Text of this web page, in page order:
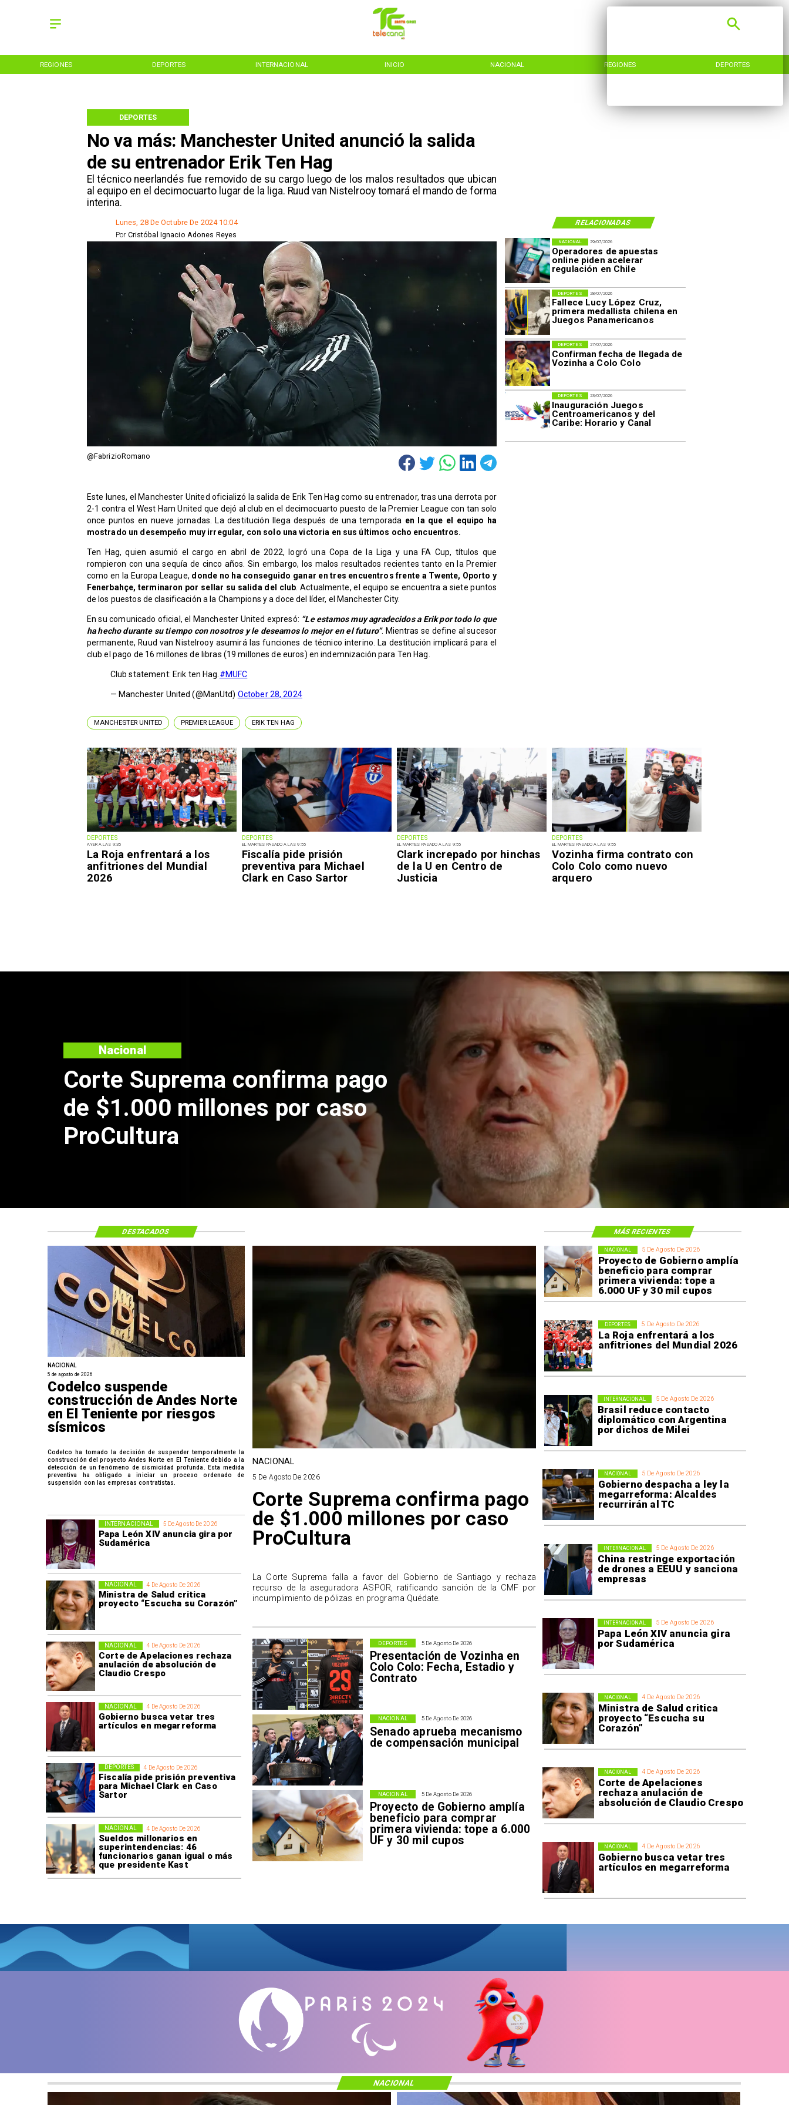
REGIONES DEPORTES INTERNACIONAL INICIO NACIONAL REGIONES DEPORTES
No va más: Manchester United anunció la salida
de su entrenador Erik Ten Hag
​El técnico neerlandés fue removido de su cargo luego de los malos resultados que ubican
al equipo en el decimocuarto lugar de la liga. Ruud van Nistelrooy tomará el mando de forma
interina.
DEPORTES
RELACIONADAS
Lunes, 28 De Octubre De 2024 10:04
Cristóbal Ignacio Adones Reyes
Por
@FabrizioRomano
DEPORTES
AYER A LAS 9:35
La Roja enfrentará a los
anfitriones del Mundial
2026
DEPORTES
EL MARTES PASADO A LAS 9:55
Fiscalía pide prisión
preventiva para Michael
Clark en Caso Sartor
DEPORTES
EL MARTES PASADO A LAS 9:55
Clark increpado por hinchas
de la U en Centro de
Justicia
DEPORTES
EL MARTES PASADO A LAS 9:55
Vozinha firma contrato con
Colo Colo como nuevo
arquero
29/07/2026
Operadores de apuestas
online piden acelerar
regulación en Chile
NACIONAL
28/07/2026
Fallece Lucy López Cruz,
primera medallista chilena en
Juegos Panamericanos
DEPORTES
27/07/2026
Confirman fecha de llegada de
Vozinha a Colo Colo
DEPORTES
23/07/2026
Inauguración Juegos
Centroamericanos y del
Caribe: Horario y Canal
DEPORTES
Este lunes, el Manchester United oficializó la salida de Erik Ten Hag como su entrenador, tras una derrota por
2-1 contra el West Ham United que dejó al club en el decimocuarto puesto de la Premier League con tan solo
once puntos en nueve jornadas. La destitución llega después de una temporada en la que el equipo ha
mostrado un desempeño muy irregular, con solo una victoria en sus últimos ocho encuentros.
Ten Hag, quien asumió el cargo en abril de 2022, logró una Copa de la Liga y una FA Cup, títulos que
rompieron con una sequía de cinco años. Sin embargo, los malos resultados recientes tanto en la Premier
como en la Europa League, donde no ha conseguido ganar en tres encuentros frente a Twente, Oporto y
Fenerbahçe, terminaron por sellar su salida del club . Actualmente, el equipo se encuentra a siete puntos
de los puestos de clasificación a la Champions y a doce del líder, el Manchester City.
En su comunicado oficial, el Manchester United expresó: “Le estamos muy agradecidos a Erik por todo lo que
ha hecho durante su tiempo con nosotros y le deseamos lo mejor en el futuro”. Mientras se define al sucesor
permanente, Ruud van Nistelrooy asumirá las funciones de técnico interino. La destitución implicará para el
club el pago de 16 millones de libras (19 millones de euros) en indemnización para Ten Hag.
Club statement: Erik ten Hag. #MUFC
— Manchester United (@ManUtd) October 28, 2024
MANCHESTER UNITED PREMIER LEAGUE ERIK TEN HAG
Codelco suspende construcción
de Andes Norte en El Teniente
por riesgos sísmicos
5 De Agosto De 2026
Proyecto de Gobierno amplía
beneficio para comprar
primera vivienda: tope a
6.000 UF y 30 mil cupos
NACIONAL
5 De Agosto De 2026
La Roja enfrentará a los
anfitriones del Mundial 2026
DEPORTES
5 De Agosto De 2026
Brasil reduce contacto
diplomático con Argentina
por dichos de Milei
INTERNACIONAL
5 De Agosto De 2026
Gobierno despacha a ley la
megarreforma: Alcaldes
recurrirán al TC
NACIONAL
5 De Agosto De 2026
China restringe exportación
de drones a EEUU y sanciona
empresas
INTERNACIONAL
5 De Agosto De 2026
Papa León XIV anuncia gira
por Sudamérica
INTERNACIONAL
4 De Agosto De 2026
Ministra de Salud critica
proyecto “Escucha su
Corazón”
NACIONAL
4 De Agosto De 2026
Corte de Apelaciones
rechaza anulación de
absolución de Claudio Crespo
NACIONAL
4 De Agosto De 2026
Gobierno busca vetar tres
artículos en megarreforma
NACIONAL
5 De Agosto De 2026
Papa León XIV anuncia gira por
Sudamérica
INTERNACIONAL
4 De Agosto De 2026
Ministra de Salud critica
proyecto “Escucha su Corazón”
NACIONAL
4 De Agosto De 2026
Corte de Apelaciones rechaza
anulación de absolución de
Claudio Crespo
NACIONAL
4 De Agosto De 2026
Gobierno busca vetar tres
artículos en megarreforma
NACIONAL
4 De Agosto De 2026
Fiscalía pide prisión preventiva
para Michael Clark en Caso
Sartor
DEPORTES
4 De Agosto De 2026
Sueldos millonarios en
superintendencias: 46
funcionarios ganan igual o más
que presidente Kast
NACIONAL
5 De Agosto De 2026
Presentación de Vozinha en
Colo Colo: Fecha, Estadio y
Contrato
DEPORTES
5 De Agosto De 2026
Senado aprueba mecanismo
de compensación municipal
NACIONAL
5 De Agosto De 2026
Proyecto de Gobierno amplía
beneficio para comprar
primera vivienda: tope a 6.000
UF y 30 mil cupos
NACIONAL
NACIONAL
5 de agosto de 2026
Codelco suspende
construcción de Andes Norte
en El Teniente por riesgos
sísmicos
Codelco ha tomado la decisión de suspender temporalmente la
construcción del proyecto Andes Norte en El Teniente debido a la
detección de un fenómeno de sismicidad profunda. Esta medida
preventiva ha obligado a iniciar un proceso ordenado de
suspensión con las empresas contratistas.
NACIONAL
5 De Agosto De 2026
Corte Suprema confirma pago
de $1.000 millones por caso
ProCultura
La Corte Suprema falla a favor del Gobierno de Santiago y rechaza
recurso de la aseguradora ASPOR, ratificando sanción de la CMF por
incumplimiento de pólizas en programa Quédate.
DESTACADOS MÁS RECIENTES
NACIONAL